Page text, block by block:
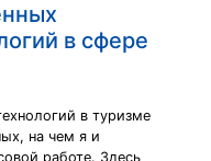
в сфере
в туризме
на чем я и
работе. Здесь